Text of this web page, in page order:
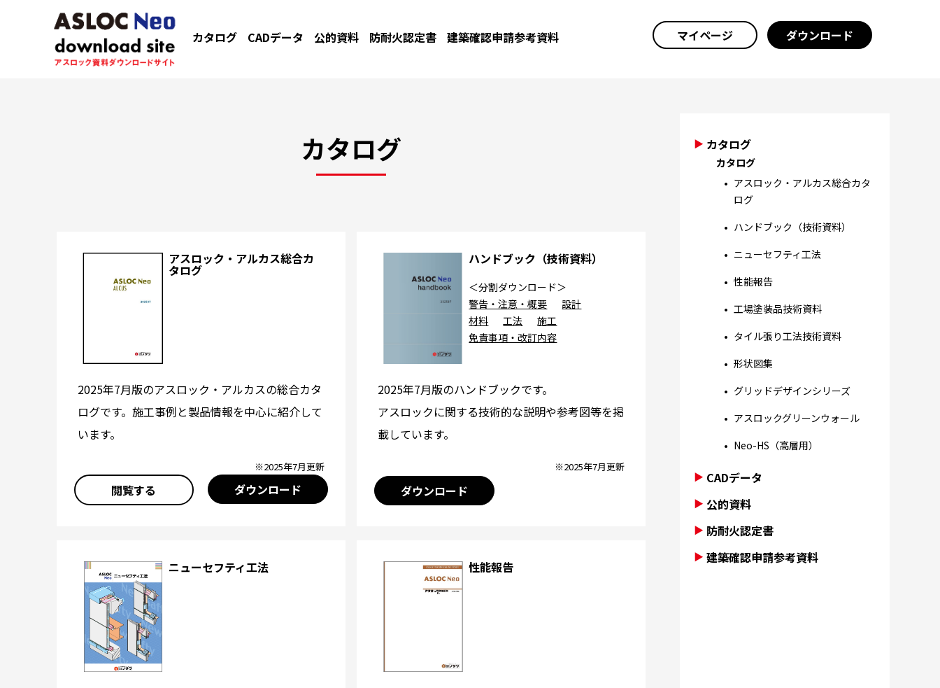
カタログ CADデータ 公的資料 防耐火認定書 建築確認申請参考資料 マイページ ダウンロード
カタログ
アスロック・アルカス総合カ
タログ
2025年7月版のアスロック・アルカスの総合カタ
ログです。施工事例と製品情報を中心に紹介して
います。
※2025年7月更新
閲覧する ダウンロード
ハンドブック（技術資料）
＜分割ダウンロード＞
警告・注意・概要
設計
材料
工法
施工
免責事項・改訂内容
2025年7月版のハンドブックです。
アスロックに関する技術的な説明や参考図等を掲
載しています。
※2025年7月更新
ダウンロード
ニューセフティ工法 性能報告
カタログ
カタログ
アスロック・アルカス総合カタ
ログ
ハンドブック（技術資料）
ニューセフティ工法
性能報告
工場塗装品技術資料
タイル張り工法技術資料
形状図集
グリッドデザインシリーズ
アスロックグリーンウォール
Neo-HS（高層用）
CADデータ
公的資料
防耐火認定書
建築確認申請参考資料